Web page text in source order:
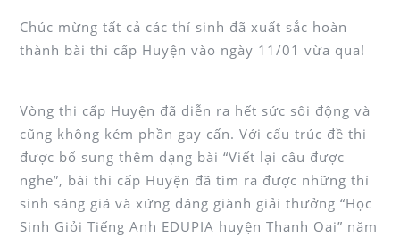
Chúc mừng tất cả các thí sinh đã xuất sắc hoàn
thành bài thi cấp Huyện vào ngày 11/01 vừa qua!
Vòng thi cấp Huyện đã diễn ra hết sức sôi động và
cũng không kém phần gay cấn. Với cấu trúc đề thi
được bổ sung thêm dạng bài “Viết lại câu được
nghe”, bài thi cấp Huyện đã tìm ra được những thí
sinh sáng giá và xứng đáng giành giải thưởng “Học
Sinh Giỏi Tiếng Anh EDUPIA huyện Thanh Oai” năm